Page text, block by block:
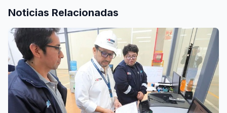
Noticias Relacionadas